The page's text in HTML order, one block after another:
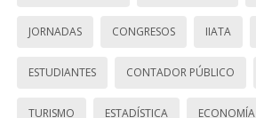
JORNADAS CONGRESOS IIATA
ESTUDIANTES CONTADOR PÚBLICO
TURISMO ESTADÍSTICA ECONOMÍA